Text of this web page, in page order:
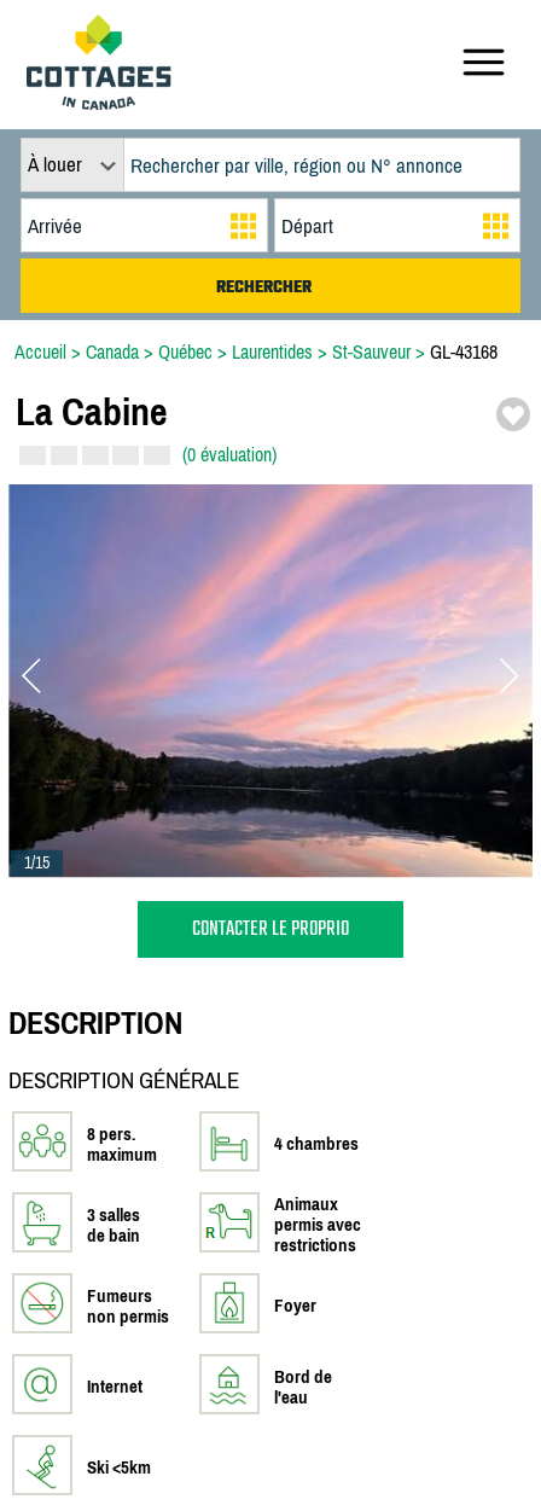
À louer
Accueil > Canada > Québec > Laurentides > St-Sauveur> GL-43168
La Cabine
(0 évaluation)
1/15
CONTACTER LE PROPRIO
DESCRIPTION
DESCRIPTION GÉNÉRALE
8 pers.
maximum
4 chambres
3 salles
de bain
Animaux
permis avec
restrictions
Fumeurs
non permis
Foyer
Internet
Bord de
l'eau
Ski <5km